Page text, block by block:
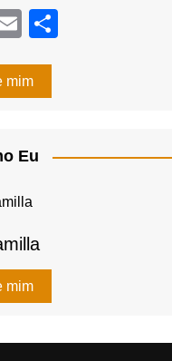
E
ail
mim
Eu
mim